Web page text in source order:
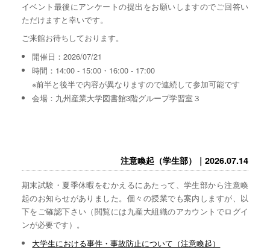
イベント最後にアンケートの提出をお願いしますのでご回答い
ただけますと幸いです。
ご来館お待ちしております。
開催日：2026/07/21
時間：14:00 - 15:00・16:00 - 17:00
※前半と後半で内容が異なりますので連続して参加可能です
会場：九州産業大学図書館3階グループ学習室３
注意喚起（学生部）｜2026.07.14
期末試験・夏季休暇をむかえるにあたって、学生部から注意喚
起のお知らせがありました。個々の授業でも案内しますが、以
下をご確認下さい（閲覧には九産大組織のアカウントでログイ
ンが必要です）。
大学生における事件・事故防止について（注意喚起）